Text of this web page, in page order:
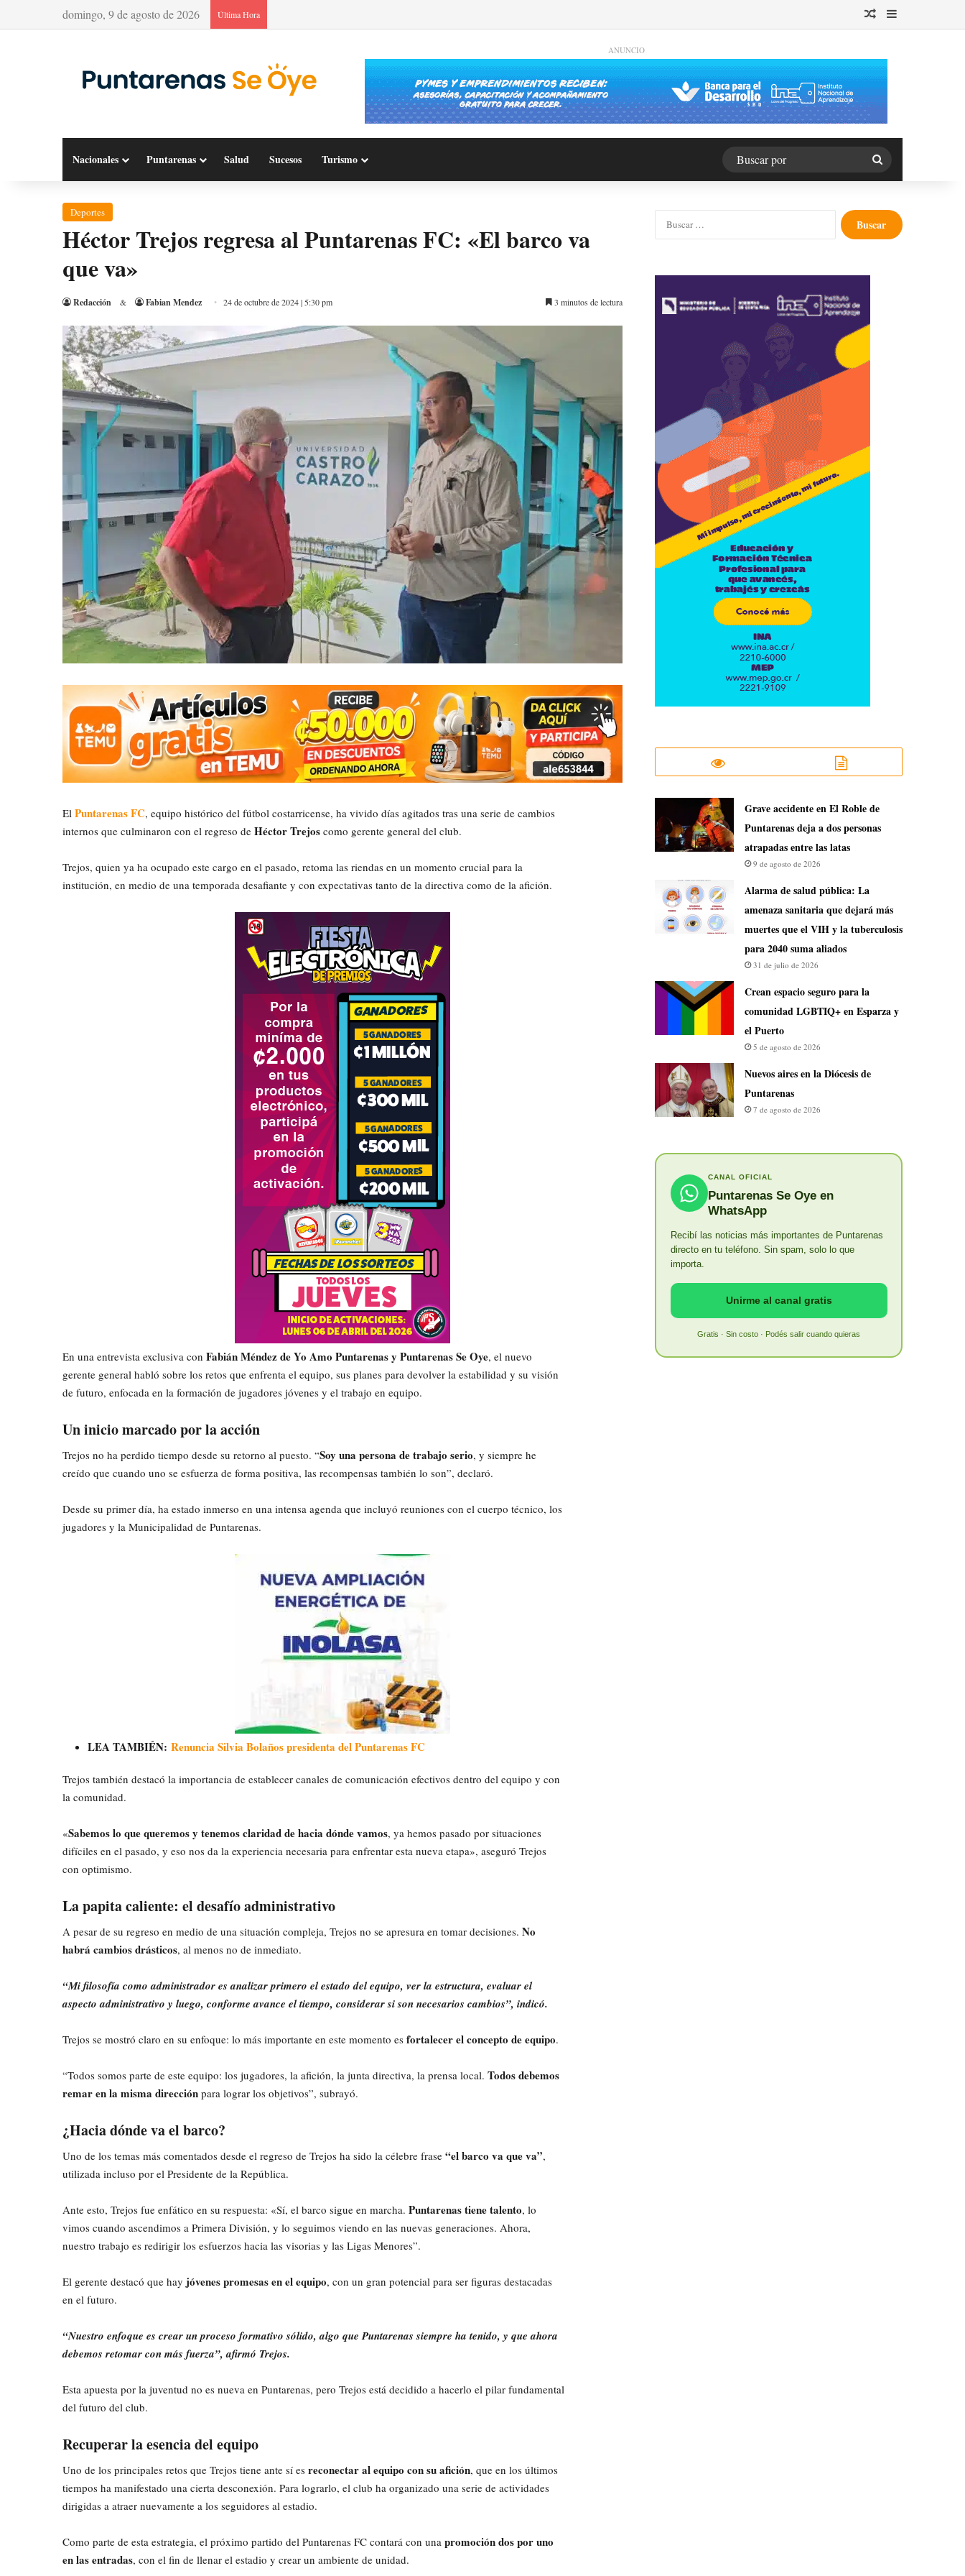
domingo, 9 de agosto de 2026 Última Hora Publicación al azar
Barra lateral
ANUNCIO
Nacionales Puntarenas Salud Sucesos Turismo
Buscar
por
Deportes
Héctor Trejos regresa al Puntarenas FC: «El barco va
que va»
Redacción & Fabian Mendez 24 de octubre de 2024 | 5:30 pm 3 minutos de lectura
El Puntarenas FC, equipo histórico del fútbol costarricense, ha vivido días agitados tras una serie de cambios
internos que culminaron con el regreso de Héctor Trejos como gerente general del club.
Trejos, quien ya ha ocupado este cargo en el pasado, retoma las riendas en un momento crucial para la
institución, en medio de una temporada desafiante y con expectativas tanto de la directiva como de la afición.
En una entrevista exclusiva con Fabián Méndez de Yo Amo Puntarenas y Puntarenas Se Oye, el nuevo
gerente general habló sobre los retos que enfrenta el equipo, sus planes para devolver la estabilidad y su visión
de futuro, enfocada en la formación de jugadores jóvenes y el trabajo en equipo.
Un inicio marcado por la acción
Trejos no ha perdido tiempo desde su retorno al puesto. “Soy una persona de trabajo serio, y siempre he
creído que cuando uno se esfuerza de forma positiva, las recompensas también lo son”, declaró.
Desde su primer día, ha estado inmerso en una intensa agenda que incluyó reuniones con el cuerpo técnico, los
jugadores y la Municipalidad de Puntarenas.
LEA TAMBIÉN: Renuncia Silvia Bolaños presidenta del Puntarenas FC
Trejos también destacó la importancia de establecer canales de comunicación efectivos dentro del equipo y con
la comunidad.
«Sabemos lo que queremos y tenemos claridad de hacia dónde vamos, ya hemos pasado por situaciones
difíciles en el pasado, y eso nos da la experiencia necesaria para enfrentar esta nueva etapa», aseguró Trejos
con optimismo.
La papita caliente: el desafío administrativo
A pesar de su regreso en medio de una situación compleja, Trejos no se apresura en tomar decisiones. No
habrá cambios drásticos, al menos no de inmediato.
“Mi filosofía como administrador es analizar primero el estado del equipo, ver la estructura, evaluar el
aspecto administrativo y luego, conforme avance el tiempo, considerar si son necesarios cambios”, indicó.
Trejos se mostró claro en su enfoque: lo más importante en este momento es fortalecer el concepto de equipo.
“Todos somos parte de este equipo: los jugadores, la afición, la junta directiva, la prensa local. Todos debemos
remar en la misma dirección para lograr los objetivos”, subrayó.
¿Hacia dónde va el barco?
Uno de los temas más comentados desde el regreso de Trejos ha sido la célebre frase “el barco va que va”,
utilizada incluso por el Presidente de la República.
Ante esto, Trejos fue enfático en su respuesta: «Sí, el barco sigue en marcha. Puntarenas tiene talento, lo
vimos cuando ascendimos a Primera División, y lo seguimos viendo en las nuevas generaciones. Ahora,
nuestro trabajo es redirigir los esfuerzos hacia las visorias y las Ligas Menores”.
El gerente destacó que hay jóvenes promesas en el equipo, con un gran potencial para ser figuras destacadas
en el futuro.
“Nuestro enfoque es crear un proceso formativo sólido, algo que Puntarenas siempre ha tenido, y que ahora
debemos retomar con más fuerza”, afirmó Trejos.
Esta apuesta por la juventud no es nueva en Puntarenas, pero Trejos está decidido a hacerlo el pilar fundamental
del futuro del club.
Recuperar la esencia del equipo
Uno de los principales retos que Trejos tiene ante sí es reconectar al equipo con su afición, que en los últimos
tiempos ha manifestado una cierta desconexión. Para lograrlo, el club ha organizado una serie de actividades
dirigidas a atraer nuevamente a los seguidores al estadio.
Como parte de esta estrategia, el próximo partido del Puntarenas FC contará con una promoción dos por uno
en las entradas, con el fin de llenar el estadio y crear un ambiente de unidad.
Buscar:
Grave accidente en El Roble de
Puntarenas deja a dos personas
atrapadas entre las latas
9 de agosto de 2026
​Alarma de salud pública: La
amenaza sanitaria que dejará más
muertes que el VIH y la tuberculosis
para 2040 suma aliados
31 de julio de 2026
Crean espacio seguro para la
comunidad LGBTIQ+ en Esparza y
el Puerto
5 de agosto de 2026
​Nuevos aires en la Diócesis de
Puntarenas
7 de agosto de 2026
CANAL OFICIAL
Puntarenas Se Oye en
WhatsApp
Recibí las noticias más importantes de Puntarenas
directo en tu teléfono. Sin spam, solo lo que
importa.
Unirme al canal gratis
Gratis · Sin costo · Podés salir cuando quieras